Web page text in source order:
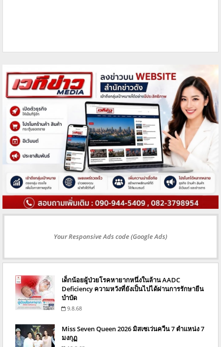
Your Responsive Ads code (Google Ads)
เด็กน้อยผู้ป่วยโรคหายากหนึ่งในล้าน AADC
Deficiency ความหวังที่ยังเป็นไปได้ผ่านการรักษายีน
บำบัด
9.8.68
Miss Seven Queen 2026 มิสเซเว่นควีน 7 ตำแหน่ง 7
มงกุฏ